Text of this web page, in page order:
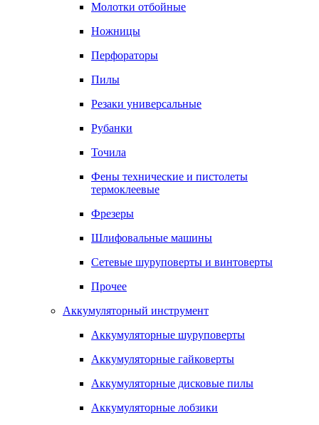
Молотки отбойные
Ножницы
Перфораторы
Пилы
Резаки универсальные
Рубанки
Точила
Фены технические и пистолеты
термоклеевые
Фрезеры
Шлифовальные машины
Сетевые шуруповерты и винтоверты
Прочее
Аккумуляторный инструмент
Аккумуляторные шуруповерты
Аккумуляторные гайковерты
Аккумуляторные дисковые пилы
Аккумуляторные лобзики